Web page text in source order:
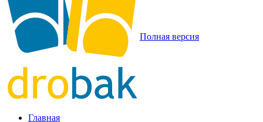
Полная версия
Главная